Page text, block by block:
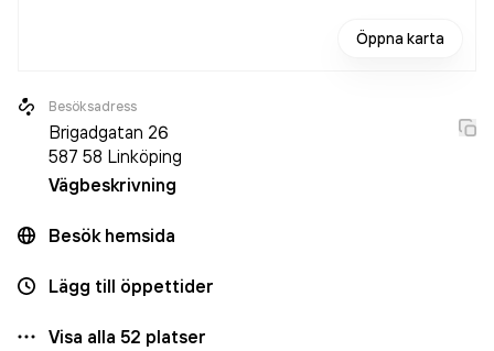
Öppna karta
Besöksadress
Brigadgatan 26
587 58 Linköping
Vägbeskrivning
Besök hemsida
Lägg till öppettider
Visa alla 52 platser